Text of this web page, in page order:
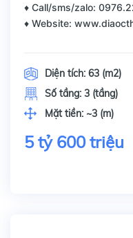
♦ Call/sms/zalo:
♦ Website:
Diện tích: 63 (m2)
Số tầng: 3 (tầng)
Mặt tiền: ~3 (m)
5 tỷ 600 triệu